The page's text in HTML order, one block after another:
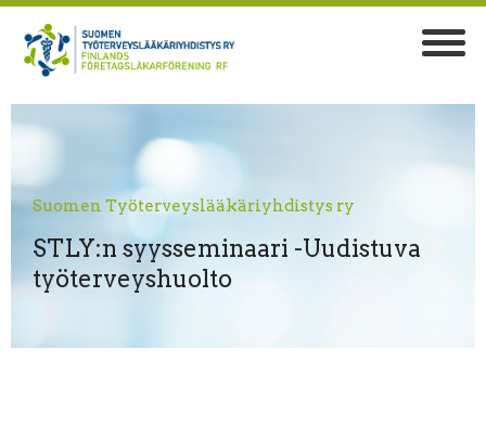
Suomen Työterveyslääkäriyhdistys ry
STLY:n syysseminaari -Uudistuva
työterveyshuolto